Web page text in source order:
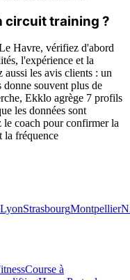
circuit training ?
Havre, vérifiez d'abord
l'expérience et la
les avis clients : un
souvent plus de
Ekklo agrège 7 profils
les données sont
le coach pour confirmer la
la fréquence
LyonStrasbourgMontpellier
Course à